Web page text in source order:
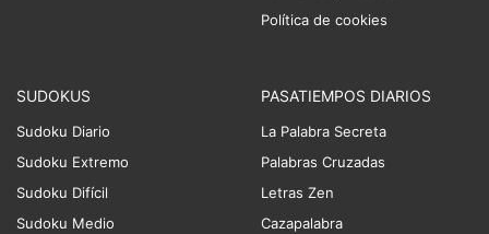
Política de cookies
SUDOKUS
Sudoku Diario
Sudoku Extremo
Sudoku Difícil
Sudoku Medio
PASATIEMPOS DIARIOS
La Palabra Secreta
Palabras Cruzadas
Letras Zen
Cazapalabra